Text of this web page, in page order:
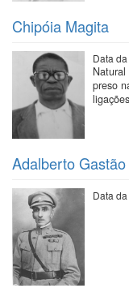
Chipóia Magita
Data
preso
Adalberto
Data